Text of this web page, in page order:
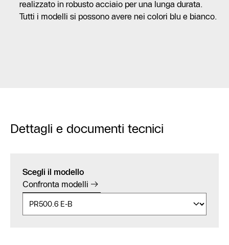
realizzato in robusto acciaio per una lunga durata.
Tutti i modelli si possono avere nei colori blu e bianco.
Dettagli e documenti tecnici
Scegli il modello
Confronta modelli